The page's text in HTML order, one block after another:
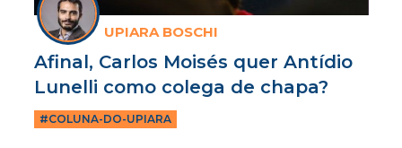
UPIARA BOSCHI
Afinal, Carlos Moisés quer Antídio
Lunelli como colega de chapa?
#COLUNA-DO-UPIARA